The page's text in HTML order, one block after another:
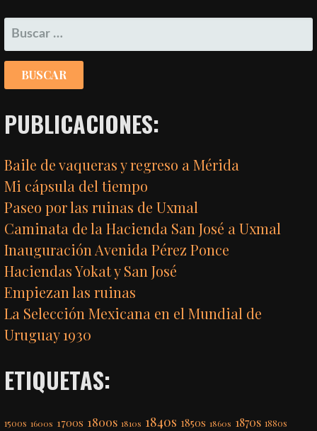
POR
ENTRADA
BUSCAR:
PUBLICACIONES:
Baile de vaqueras y regreso a Mérida
Mi cápsula del tiempo
Paseo por las ruinas de Uxmal
Caminata de la Hacienda San José a Uxmal
Inauguración Avenida Pérez Ponce
Haciendas Yokat y San José
Empiezan las ruinas
La Selección Mexicana en el Mundial de
Uruguay 1930
ETIQUETAS:
1500s 1600s 1700s 1800s 1810s 1840s 1850s 1860s 1870s 1880s